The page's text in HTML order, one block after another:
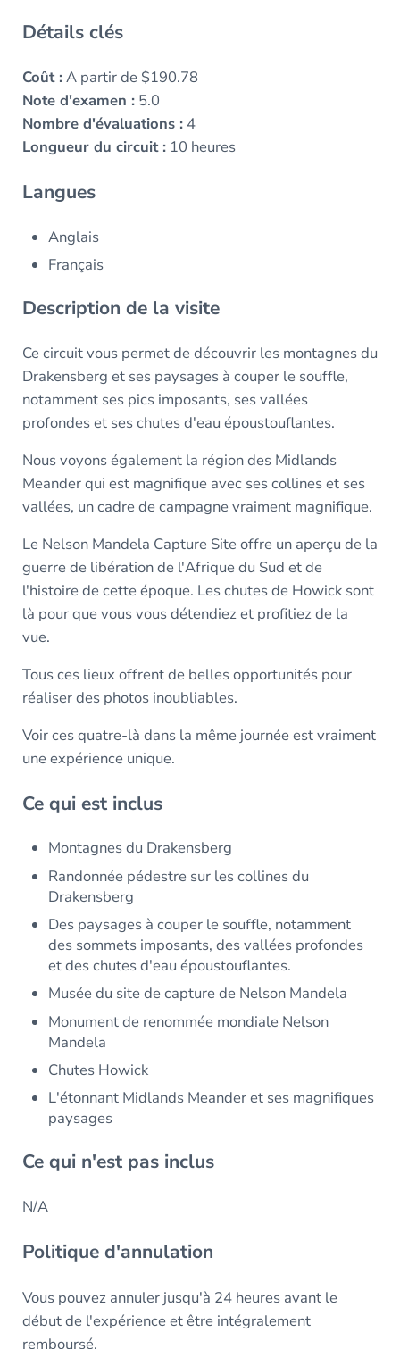
Détails clés
Coût :A partir de $190.78
Note d'examen :5.0
Nombre d'évaluations :4
Longueur du circuit :10 heures
Langues
Anglais
Français
Description de la visite
Ce circuit vous permet de découvrir les montagnes du
Drakensberg et ses paysages à couper le souffle,
notamment ses pics imposants, ses vallées
profondes et ses chutes d'eau époustouflantes.
Nous voyons également la région des Midlands
Meander qui est magnifique avec ses collines et ses
vallées, un cadre de campagne vraiment magnifique.
Le Nelson Mandela Capture Site offre un aperçu de la
guerre de libération de l'Afrique du Sud et de
l'histoire de cette époque. Les chutes de Howick sont
là pour que vous vous détendiez et profitiez de la
vue.
Tous ces lieux offrent de belles opportunités pour
réaliser des photos inoubliables.
Voir ces quatre-là dans la même journée est vraiment
une expérience unique.
Ce qui est inclus
Montagnes du Drakensberg
Randonnée pédestre sur les collines du
Drakensberg
Des paysages à couper le souffle, notamment
des sommets imposants, des vallées profondes
et des chutes d'eau époustouflantes.
Musée du site de capture de Nelson Mandela
Monument de renommée mondiale Nelson
Mandela
Chutes Howick
L'étonnant Midlands Meander et ses magnifiques
paysages
Ce qui n'est pas inclus
N/A
Politique d'annulation
Vous pouvez annuler jusqu'à 24 heures avant le
début de l'expérience et être intégralement
remboursé.